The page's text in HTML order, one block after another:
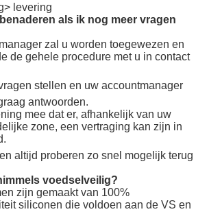
levering
als ik nog meer vragen
zal u worden toegewezen en
de gehele procedure met u in contact
stellen en uw accountmanager
antwoorden.
mee dat er, afhankelijk van uw
zone, een vertraging kan zijn in
altijd proberen zo snel mogelijk terug
voedselveilig?
zijn gemaakt van 100%
siliconen die voldoen aan de VS en